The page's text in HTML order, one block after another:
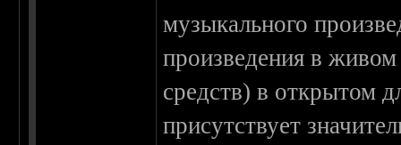
музыкального
произведения в
средств) в открытом
присутствует